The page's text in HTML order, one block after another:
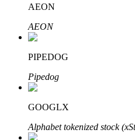
BTR-vergrendelingen
Exclusieve beleggingen voor
AEON
AEON
PIPEDOG
Pipedog
GOOGLX
Alphabet tokenized stock